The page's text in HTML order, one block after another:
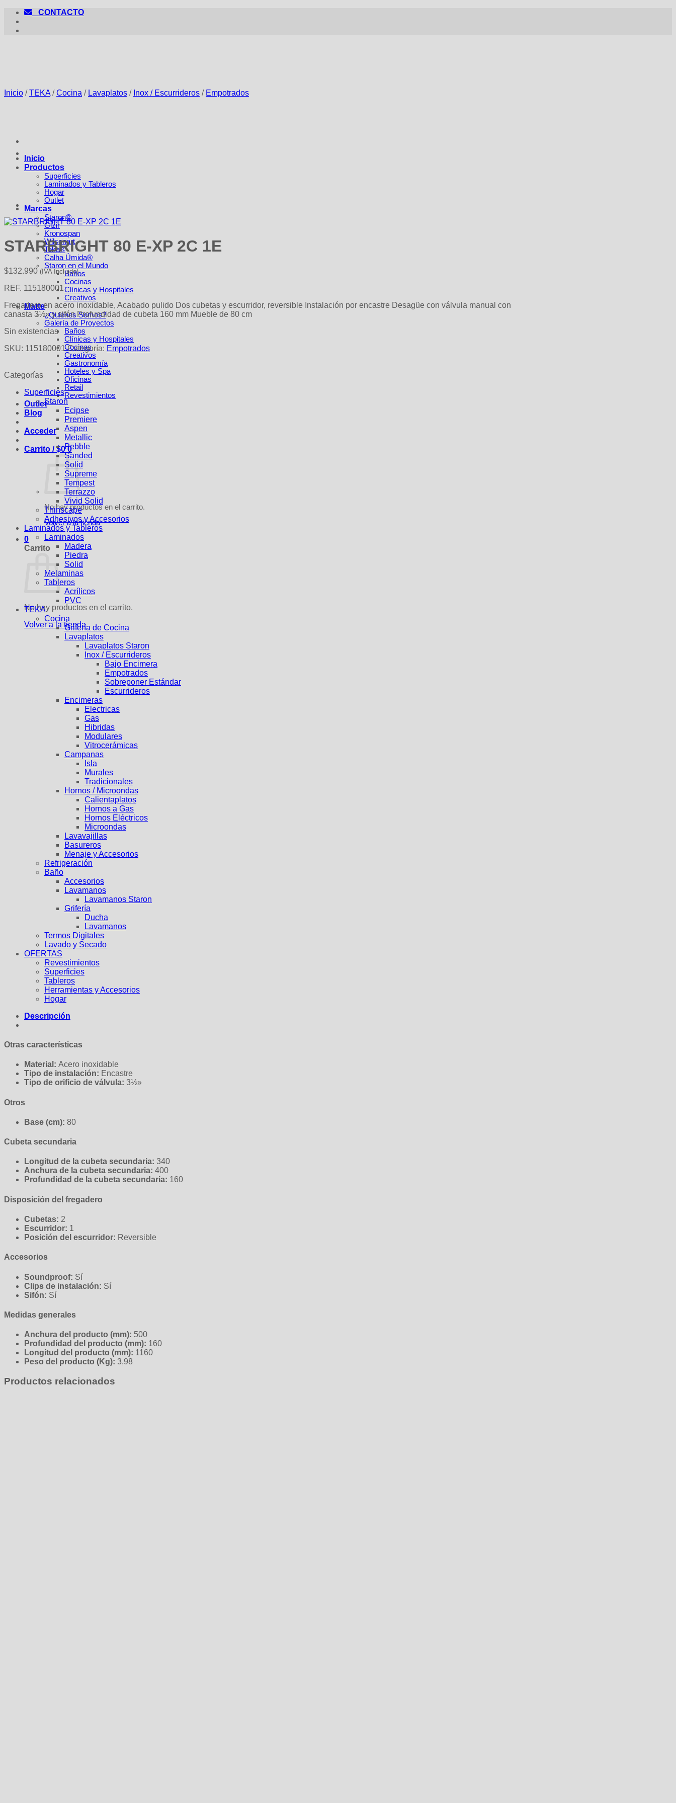
Saltar
contenido
CONTACTO
Inicio
Productos
Superficies
Laminados y Tableros
Hogar
Outlet
Marcas
Staron®
Gizir
Kronospan
Wilsonart
Teka®
Calha Úmida®
Staron en el Mundo
Baños
Cocinas
Clínicas y Hospitales
Creativos
Matte
¿Quiénes Somos?
Galería de Proyectos
Baños
Clínicas y Hospitales
Cocinas
Creativos
Gastronomía
Hoteles y Spa
Oficinas
Retail
Revestimientos
Outlet
Blog
Acceder
Carrito /$0 0
No hay productos en el carrito.
Volver a la tienda
0
Carrito
No hay productos en el carrito.
Volver a la tienda
Inicio / TEKA / Cocina / Lavaplatos / Inox / Escurrideros / Empotrados
STARBRIGHT 80 E-XP 2C 1E
$132.990 (IVA Incluido)
REF. 115180001
Fregadero en acero inoxidable, Acabado pulido Dos cubetas y escurridor, reversible Instalación por encastre Desagüe con válvula manual con
canasta 3½» y sifón Profundidad de cubeta 160 mm Mueble de 80 cm
Sin existencias
SKU: 115180001 Categoría: Empotrados
Categorías
Superficies
Staron
Ecipse
Premiere
Aspen
Metallic
Pebble
Sanded
Solid
Supreme
Tempest
Terrazzo
Vivid Solid
Thinscape
Adhesivos y Accesorios
Laminados y Tableros
Laminados
Madera
Piedra
Solid
Melaminas
Tableros
Acrílicos
PVC
TEKA
Cocina
Grifería de Cocina
Lavaplatos
Lavaplatos Staron
Inox / Escurrideros
Bajo Encimera
Empotrados
Sobreponer Estándar
Escurrideros
Encimeras
Electricas
Gas
Hibridas
Modulares
Vitrocerámicas
Campanas
Isla
Murales
Tradicionales
Hornos / Microondas
Calientaplatos
Hornos a Gas
Hornos Eléctricos
Microondas
Lavavajillas
Basureros
Menaje y Accesorios
Refrigeración
Baño
Accesorios
Lavamanos
Lavamanos Staron
Grifería
Ducha
Lavamanos
Termos Digitales
Lavado y Secado
OFERTAS
Revestimientos
Superficies
Tableros
Herramientas y Accesorios
Hogar
Descripción
Otras características
Material: Acero inoxidable
Tipo de instalación: Encastre
Tipo de orificio de válvula: 3½»
Otros
Base (cm): 80
Cubeta secundaria
Longitud de la cubeta secundaria: 340
Anchura de la cubeta secundaria: 400
Profundidad de la cubeta secundaria: 160
Disposición del fregadero
Cubetas: 2
Escurridor: 1
Posición del escurridor: Reversible
Accesorios
Soundproof: Sí
Clips de instalación: Sí
Sifón: Sí
Medidas generales
Anchura del producto (mm): 500
Profundidad del producto (mm): 160
Longitud del producto (mm): 1160
Peso del producto (Kg): 3,98
Productos relacionados